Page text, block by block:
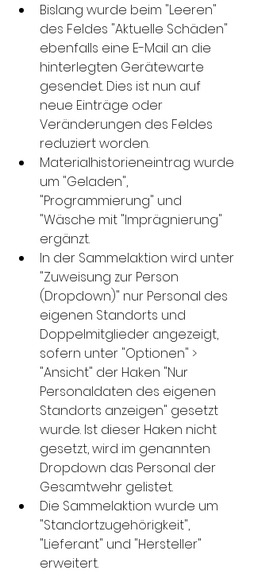
Bislang wurde beim "Leeren"
des Feldes "Aktuelle Schäden"
ebenfalls eine E-Mail an die
hinterlegten Gerätewarte
gesendet. Dies ist nun auf
neue Einträge oder
Veränderungen des Feldes
reduziert worden.
Materialhistorieneintrag wurde
um "Geladen",
"Programmierung" und
"Wäsche mit "Im­prä­g­nie­rung"
ergänzt.
In der Sammelaktion wird unter
"Zuweisung zur Person
(Dropdown)" nur Personal des
eigenen Standorts und
Doppelmitglieder angezeigt,
sofern unter "Optionen" >
"Ansicht" der Haken "Nur
Personaldaten des eigenen
Standorts anzeigen" gesetzt
wurde. Ist dieser Haken nicht
gesetzt, wird im genannten
Dropdown das Personal der
Gesamtwehr gelistet.
Die Sammelaktion wurde um
"Standortzugehörigkeit",
"Lieferant" und "Hersteller"
erweitert.